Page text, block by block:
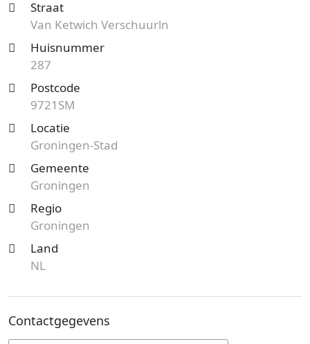
Straat
Van Ketwich Verschuurln
Huisnummer
287
Postcode
9721SM
Locatie
Groningen-Stad
Gemeente
Groningen
Regio
Groningen
Land
NL
Contactgegevens